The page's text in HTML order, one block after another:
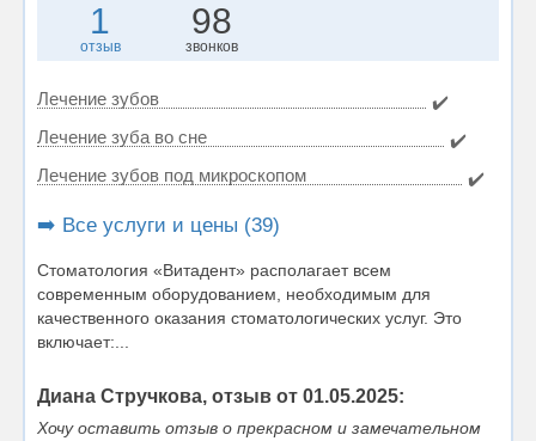
1
отзыв
98
звонков
Лечение зубов
✔️
Лечение зуба во сне
✔️
Лечение зубов под микроскопом
✔️
➡️ Все услуги и цены (39)
Стоматология «Витадент» располагает всем
современным оборудованием, необходимым для
качественного оказания стоматологических услуг. Это
включает:...
Диана Стручкова, отзыв от 01.05.2025:
Хочу оставить отзыв о прекрасном и замечательном